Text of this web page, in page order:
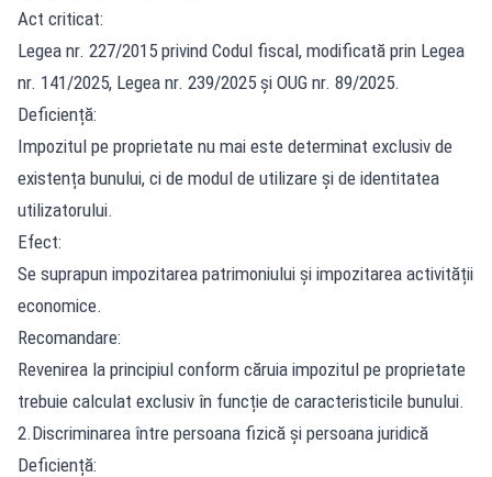
Act criticat:
Legea nr. 227/2015 privind Codul fiscal, modificată prin Legea
nr. 141/2025, Legea nr. 239/2025 și OUG nr. 89/2025.
Deficiență:
Impozitul pe proprietate nu mai este determinat exclusiv de
existența bunului, ci de modul de utilizare și de identitatea
utilizatorului.
Efect:
Se suprapun impozitarea patrimoniului și impozitarea activității
economice.
Recomandare:
Revenirea la principiul conform căruia impozitul pe proprietate
trebuie calculat exclusiv în funcție de caracteristicile bunului.
2.Discriminarea între persoana fizică și persoana juridică
Deficiență: